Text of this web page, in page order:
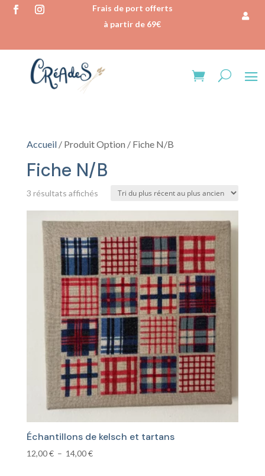
Frais de port offerts
à partir de 69€
Accueil/ Produit Option / Fiche N/B
Fiche N/B
3 résultats affichésTrié
du
plus
récent
au
plus
ancien
Échantillons de kelsch et tartans
12,00€ – 14,00€Plage